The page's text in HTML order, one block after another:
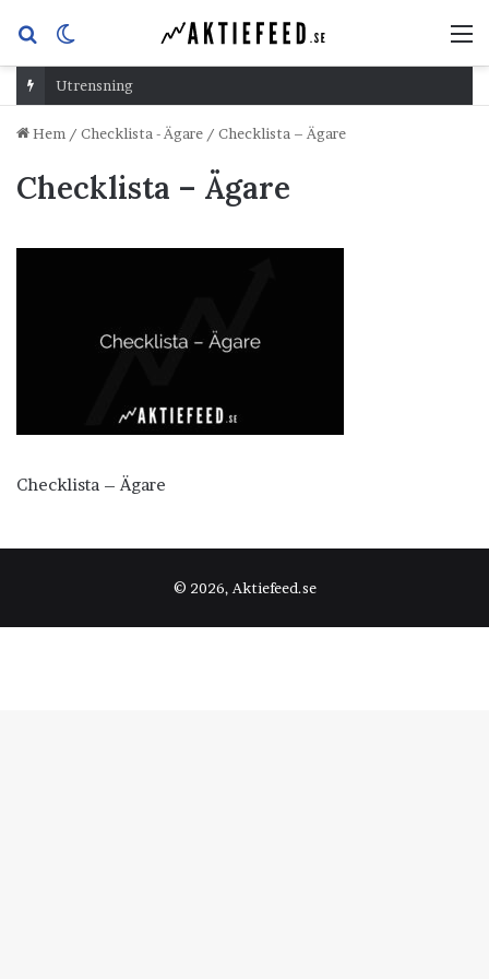
Sök
efterskin
Utrensning
Hem / Checklista - Ägare / Checklista – Ägare
Checklista – Ägare
Checklista – Ägare
© 2026, Aktiefeed.se